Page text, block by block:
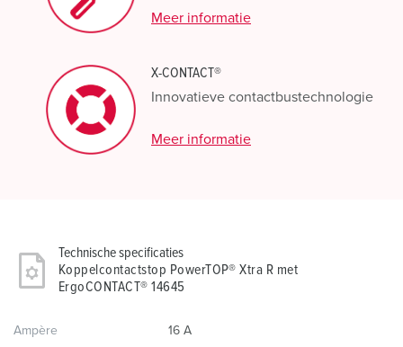
Meer informatie
X-CONTACT®
Innovatieve contactbustechnologie
Meer informatie
Technische specificaties
Koppelcontactstop PowerTOP® Xtra R met
ErgoCONTACT® 14645
Ampère 16 A